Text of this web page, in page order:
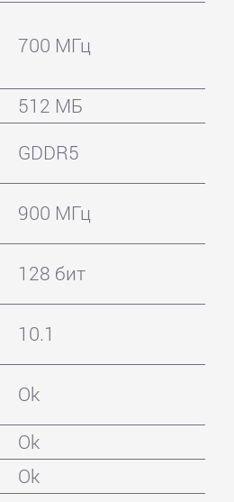
700 МГц
512 МБ
GDDR5
900 МГц
128 бит
10.1
Ok
Ok
Ok